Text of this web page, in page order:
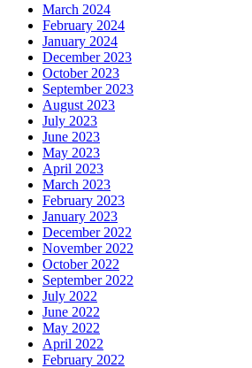
March 2024
February 2024
January 2024
December 2023
October 2023
September 2023
August 2023
July 2023
June 2023
May 2023
April 2023
March 2023
February 2023
January 2023
December 2022
November 2022
October 2022
September 2022
July 2022
June 2022
May 2022
April 2022
February 2022